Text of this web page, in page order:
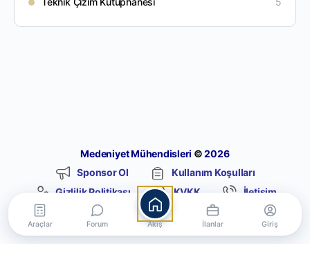
Medeniyet Mühendisleri © 2026
Sponsor Ol
Kullanım Koşulları
Gizlilik Politikası
KVKK İletişim
Araçlar Forum Akış İlanlar Giriş